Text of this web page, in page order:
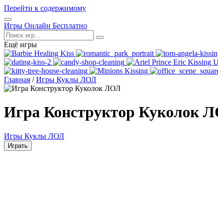
Перейти к содержимому
Открыть
меню
Игры Онлайн Бесплатно
Поиск
Ещё игры
Главная / Игры Куклы ЛОЛ
Игра Конструктор Куколок
Игры Куклы ЛОЛ
Играть